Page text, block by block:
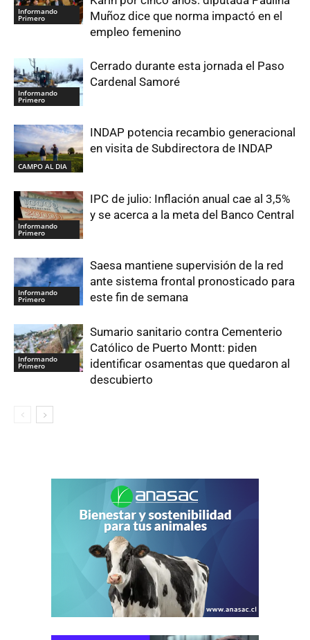
Informando
Primero
Muñoz dice que norma impactó en el
empleo femenino
Informando
Primero
Cerrado durante esta jornada el Paso
Cardenal Samoré
CAMPO AL DIA
INDAP potencia recambio generacional
en visita de Subdirectora de INDAP
Informando
Primero
IPC de julio: Inflación anual cae al 3,5%
y se acerca a la meta del Banco Central
Informando
Primero
Saesa mantiene supervisión de la red
ante sistema frontal pronosticado para
este fin de semana
Informando
Primero
Sumario sanitario contra Cementerio
Católico de Puerto Montt: piden
identificar osamentas que quedaron al
descubierto